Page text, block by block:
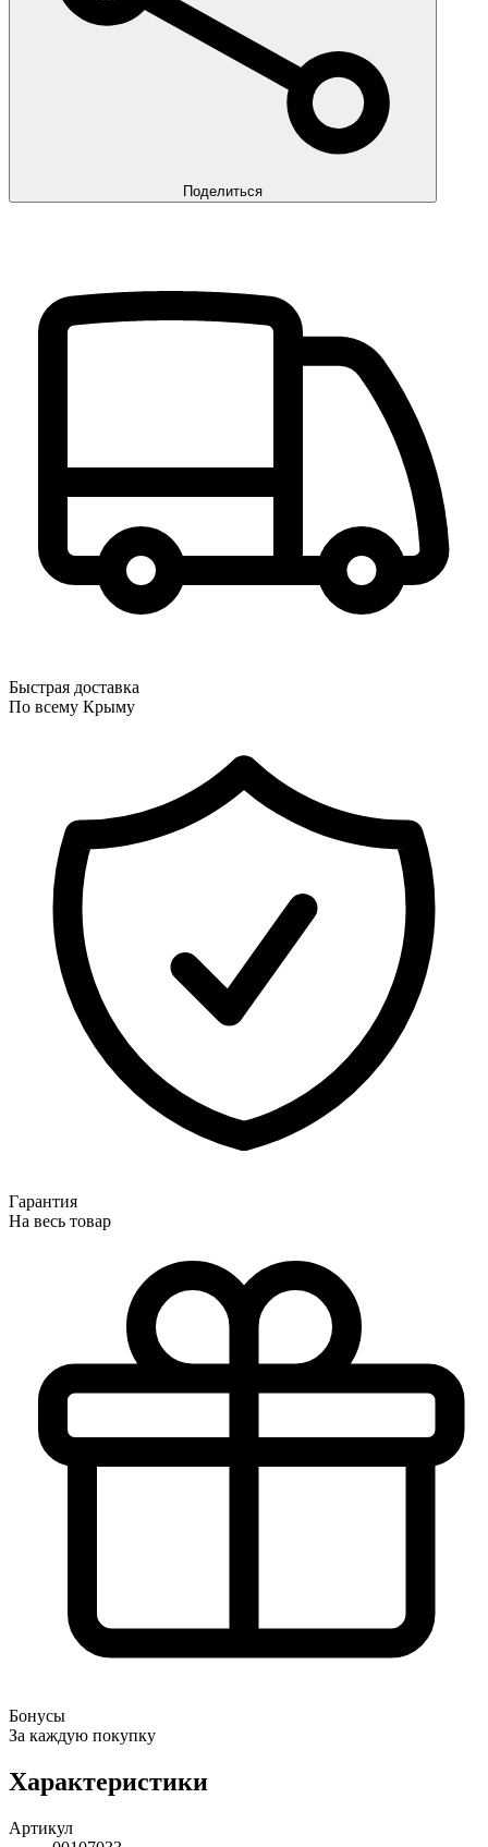
Поделиться
Быстрая доставка
По всему Крыму
Гарантия
На весь товар
Бонусы
За каждую покупку
Характеристики
Артикул